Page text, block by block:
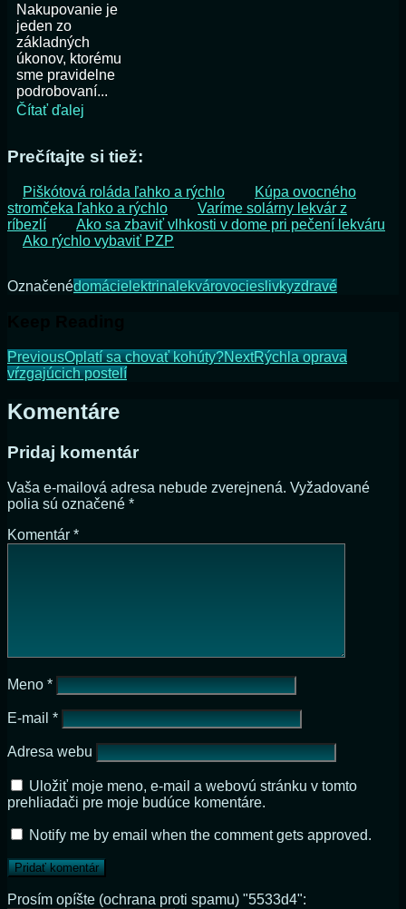
Nakupovanie je
jeden zo
základných
úkonov, ktorému
sme pravidelne
podrobovaní...
Čítať ďalej
Prečítajte si tiež:
Piškótová roláda ľahko a rýchlo
Kúpa ovocného
stromčeka ľahko a rýchlo
Varíme solárny lekvár z
ríbezlí
Ako sa zbaviť vlhkosti v dome pri pečení lekváru
Ako rýchlo vybaviť PZP
Označenédomácielektrinalekvárovocieslivkyzdravé
PreviousOplatí sa chovať kohúty?NextRýchla oprava
vŕzgajúcich postelí
Komentáre
Pridaj komentár
Vaša e-mailová adresa nebude zverejnená. Vyžadované
polia sú označené *
Komentár *
Meno *
E-mail *
Adresa webu
Uložiť moje meno, e-mail a webovú stránku v tomto
prehliadači pre moje budúce komentáre.
Notify me by email when the comment gets approved.
Prosím opíšte (ochrana proti spamu) "5533d4":